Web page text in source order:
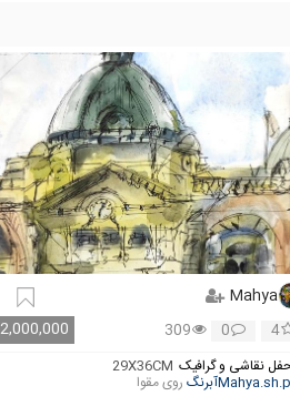
Mahya
2,000,000
4
0
309
نقاشی و گرافیک 29X36CM
روی مقوا